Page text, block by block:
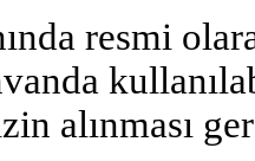
resmi
alınması